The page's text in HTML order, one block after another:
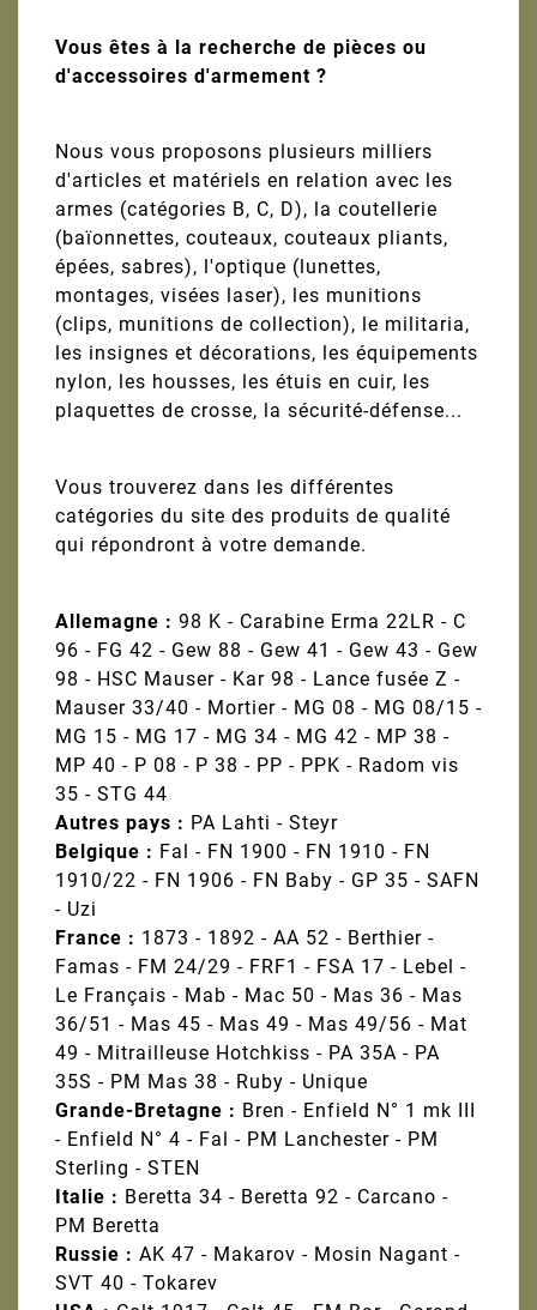
Vous êtes à la recherche de pièces ou
d'accessoires d'armement ?
Nous vous proposons plusieurs milliers
d'articles et matériels en relation avec les
armes (catégories B, C, D), la coutellerie
(baïonnettes, couteaux, couteaux pliants,
épées, sabres), l'optique (lunettes,
montages, visées laser), les munitions
(clips, munitions de collection), le militaria,
les insignes et décorations, les équipements
nylon, les housses, les étuis en cuir, les
plaquettes de crosse, la sécurité-défense...
Vous trouverez dans les différentes
catégories du site des produits de qualité
qui répondront à votre demande.
Allemagne : 98 K - Carabine Erma 22LR - C
96 - FG 42 - Gew 88 - Gew 41 - Gew 43 - Gew
98 - HSC Mauser - Kar 98 - Lance fusée Z -
Mauser 33/40 - Mortier - MG 08 - MG 08/15 -
MG 15 - MG 17 - MG 34 - MG 42 - MP 38 -
MP 40 - P 08 - P 38 - PP - PPK - Radom vis
35 - STG 44
Autres pays : PA Lahti - Steyr
Belgique : Fal - FN 1900 - FN 1910 - FN
1910/22 - FN 1906 - FN Baby - GP 35 - SAFN
- Uzi
France : 1873 - 1892 - AA 52 - Berthier -
Famas - FM 24/29 - FRF1 - FSA 17 - Lebel -
Le Français - Mab - Mac 50 - Mas 36 - Mas
36/51 - Mas 45 - Mas 49 - Mas 49/56 - Mat
49 - Mitrailleuse Hotchkiss - PA 35A - PA
35S - PM Mas 38 - Ruby - Unique
Grande-Bretagne : Bren - Enfield N° 1 mk III
- Enfield N° 4 - Fal - PM Lanchester - PM
Sterling - STEN
Italie : Beretta 34 - Beretta 92 - Carcano -
PM Beretta
Russie : AK 47 - Makarov - Mosin Nagant -
SVT 40 - Tokarev